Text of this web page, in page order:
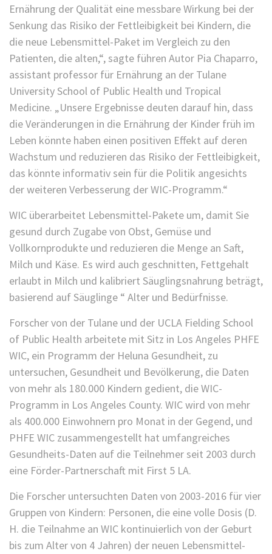
Ernährung der Qualität eine messbare Wirkung bei der
Senkung das Risiko der Fettleibigkeit bei Kindern, die
die neue Lebensmittel-Paket im Vergleich zu den
Patienten, die alten,“, sagte führen Autor Pia Chaparro,
assistant professor für Ernährung an der Tulane
University School of Public Health und Tropical
Medicine. „Unsere Ergebnisse deuten darauf hin, dass
die Veränderungen in die Ernährung der Kinder früh im
Leben könnte haben einen positiven Effekt auf deren
Wachstum und reduzieren das Risiko der Fettleibigkeit,
das könnte informativ sein für die Politik angesichts
der weiteren Verbesserung der WIC-Programm.“
WIC überarbeitet Lebensmittel-Pakete um, damit Sie
gesund durch Zugabe von Obst, Gemüse und
Vollkornprodukte und reduzieren die Menge an Saft,
Milch und Käse. Es wird auch geschnitten, Fettgehalt
erlaubt in Milch und kalibriert Säuglingsnahrung beträgt,
basierend auf Säuglinge “ Alter und Bedürfnisse.
Forscher von der Tulane und der UCLA Fielding School
of Public Health arbeitete mit Sitz in Los Angeles PHFE
WIC, ein Programm der Heluna Gesundheit, zu
untersuchen, Gesundheit und Bevölkerung, die Daten
von mehr als 180.000 Kindern gedient, die WIC-
Programm in Los Angeles County. WIC wird von mehr
als 400.000 Einwohnern pro Monat in der Gegend, und
PHFE WIC zusammengestellt hat umfangreiches
Gesundheits-Daten auf die Teilnehmer seit 2003 durch
eine Förder-Partnerschaft mit First 5 LA.
Die Forscher untersuchten Daten von 2003-2016 für vier
Gruppen von Kindern: Personen, die eine volle Dosis (D.
H. die Teilnahme an WIC kontinuierlich von der Geburt
bis zum Alter von 4 Jahren) der neuen Lebensmittel-